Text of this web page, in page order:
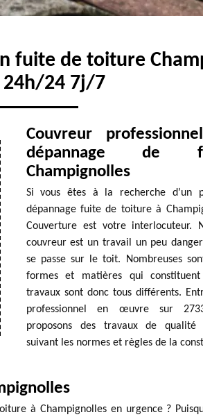
fuite de toiture
24h/24 7j/7
Couvreur
dépannage de
Champignolles
Si vous êtes à la recherche d’un
dépannage fuite de toiture à
Couverture est votre interlocuteur.
couvreur est un travail un peu
se passe sur le toit. Nombreuses
formes et matières qui
travaux sont donc tous différents.
professionnel en œuvre sur
proposons des travaux de qualité
suivant les normes et règles de la
à Champignolles en urgence ?